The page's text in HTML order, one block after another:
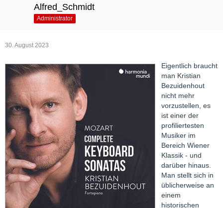
Alfred_Schmidt
Administrator
30. August 2023
Eigentlich braucht
man Kristian
Bezuidenhout
nicht mehr
vorzustellen, es
ist einer der
profiliertesten
Musiker im
Bereich Wiener
Klassik - und
darüber hinaus.
Man stellt sich in
üblicherweise an
einem
historischen